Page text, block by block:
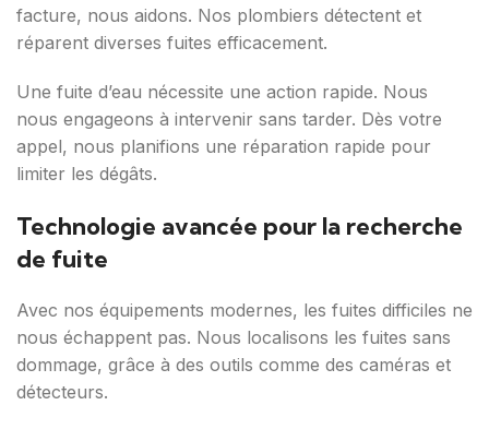
facture, nous aidons. Nos plombiers détectent et
réparent diverses fuites efficacement.
Une fuite d’eau nécessite une action rapide. Nous
nous engageons à intervenir sans tarder. Dès votre
appel, nous planifions une réparation rapide pour
limiter les dégâts.
Technologie avancée pour la recherche
de fuite
Avec nos équipements modernes, les fuites difficiles ne
nous échappent pas. Nous localisons les fuites sans
dommage, grâce à des outils comme des caméras et
détecteurs.